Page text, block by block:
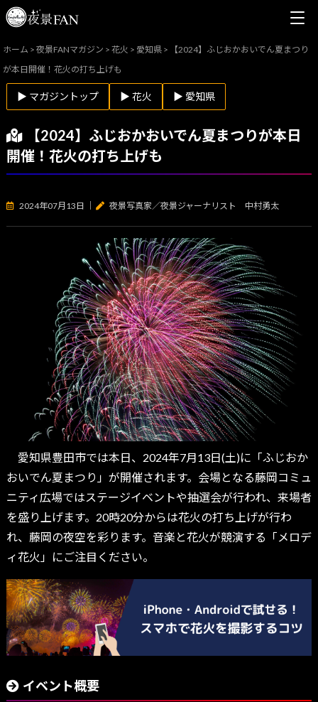
ホーム >夜景FANマガジン >花火 > 愛知県 >
【2024】ふじおかおいでん夏まつり
が本日開催！花火の打ち上げも
▶ マガジントップ ▶ 花火 ▶ 愛知県
【2024】ふじおかおいでん夏まつりが本日
開催！花火の打ち上げも
2024年07月13日 夜景写真家／夜景ジャーナリスト 中村勇太
愛知県豊田市では本日、2024年7月13日(土)に「ふじおか
おいでん夏まつり」が開催されます。会場となる藤岡コミュ
ニティ広場ではステージイベントや抽選会が行われ、来場者
を盛り上げます。20時20分からは花火の打ち上げが行わ
れ、藤岡の夜空を彩ります。音楽と花火が競演する「メロデ
ィ花火」にご注目ください。
イベント概要